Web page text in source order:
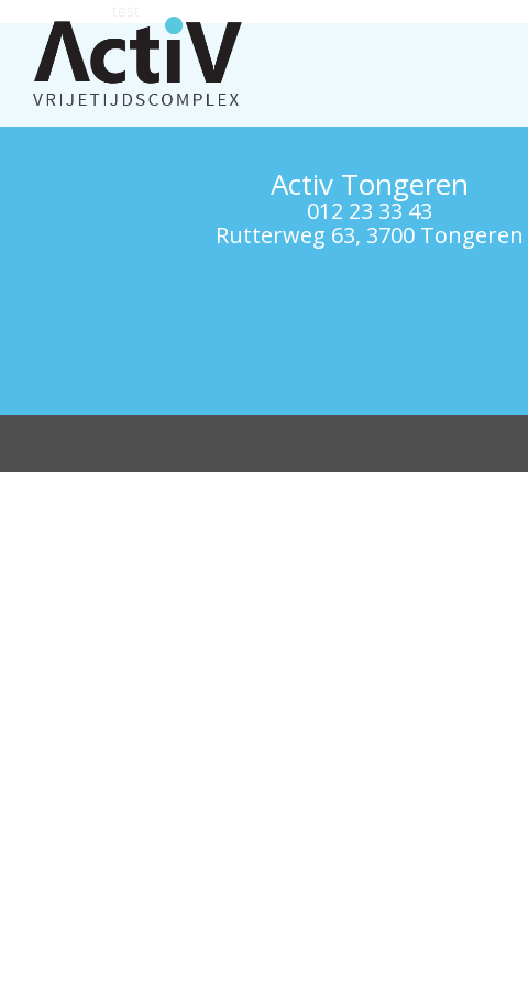
Activ Tongeren
012 23 33 43
Rutterweg 63, 3700 Tongeren